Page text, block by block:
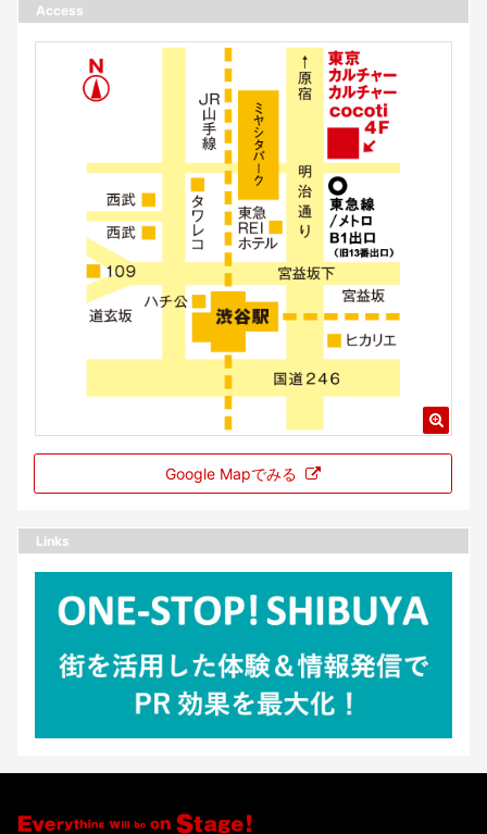
Access
Google Mapでみる
Links